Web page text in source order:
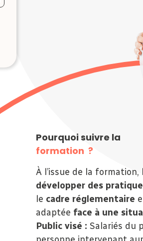
Pourquoi suivre la
formation ?
À l’issue de la
développer des
le cadre réglementaire
adaptée face à une
Public visé : Salariés du